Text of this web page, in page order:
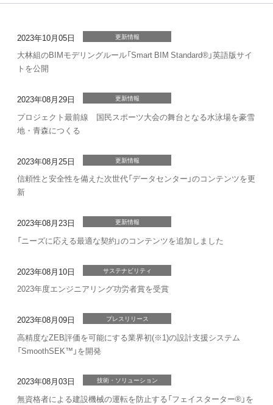
2023年10月05日 更新情報
大林組のBIMモデリングルール「Smart BIM Standard®」英語版サイ
トを公開
2023年08月29日 更新情報
プロジェクト最前線 国民スポーツ大会の舞台となる水泳場を豪雪
地・青森につくる
2023年08月25日 更新情報
信頼性と安全性を備えた次世代「データセンター」のコンテンツを更
新
2023年08月23日 更新情報
「ニーズに応える最適な契約」のコンテンツを追加しました
2023年08月10日 サステナビリティ
2023年度エンジニアリング功労者賞を受賞
2023年08月09日 プレスリリース
高精度なZEB評価を可能にする業界初(※1)の設計支援システム
「SmoothSEK™」を開発
2023年08月03日 技術・ソリューション
無資格者による建設機械の運転を防止する「フェイスターター®」を